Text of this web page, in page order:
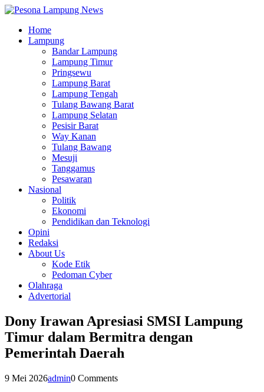
Home
Lampung
Bandar Lampung
Lampung Timur
Pringsewu
Lampung Barat
Lampung Tengah
Tulang Bawang Barat
Lampung Selatan
Pesisir Barat
Way Kanan
Tulang Bawang
Mesuji
Tanggamus
Pesawaran
Nasional
Politik
Ekonomi
Pendidikan dan Teknologi
Opini
Redaksi
About Us
Kode Etik
Pedoman Cyber
Olahraga
Advertorial
Dony Irawan Apresiasi SMSI Lampung
Timur dalam Bermitra dengan
Pemerintah Daerah
9 Mei 2026admin0 Comments